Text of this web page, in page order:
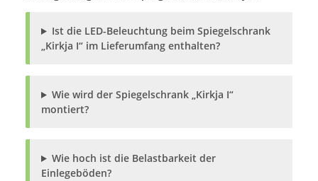
Ist die LED-Beleuchtung beim Spiegelschrank
„Kirkja I“ im Lieferumfang enthalten?
Wie wird der Spiegelschrank „Kirkja I“
montiert?
Wie hoch ist die Belastbarkeit der
Einlegeböden?